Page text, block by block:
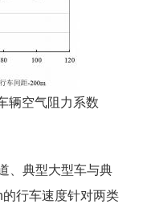
辆空气阻力系数
典型大型车与典
行车速度针对两类